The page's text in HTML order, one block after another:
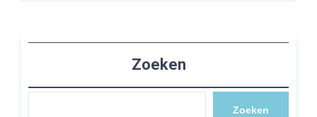
Zoeken
Zoeken